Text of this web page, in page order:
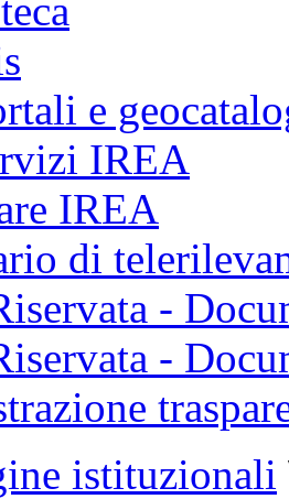
e
IREA
IREA
di
-
-
istituzionali